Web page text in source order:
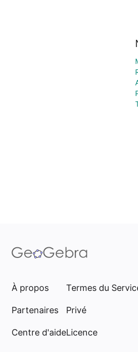
À propos
Partenaires
Centre d'aide
Termes du
Privé
Licence